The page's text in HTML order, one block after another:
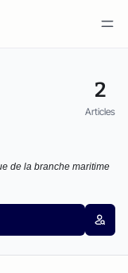
2
Articles
de la branche maritime